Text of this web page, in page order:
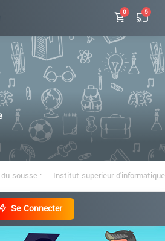
0 5
sousse : Institut superieur
Se Connecter